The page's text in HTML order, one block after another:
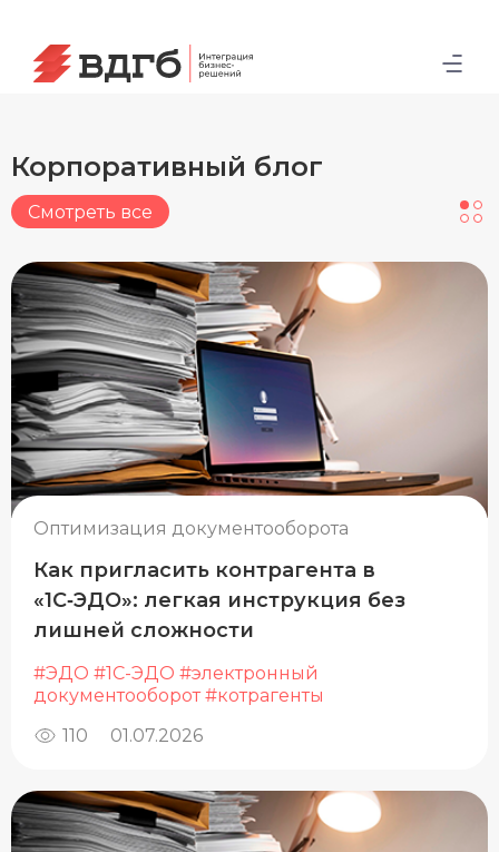
Корпоративный блог
Смотреть все
Оптимизация документооборота
Как пригласить контрагента в
«1С‑ЭДО»: легкая инструкция без
лишней сложности
#ЭДО #1С-ЭДО #электронный
документооборот #котрагенты
110
01.07.2026